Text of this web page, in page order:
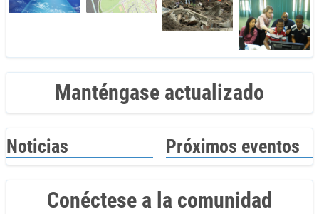
Manténgase actualizado
Noticias Próximos eventos
Conéctese a la comunidad